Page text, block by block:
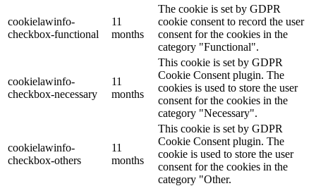
cookielawinfo-
checkbox-functional
11
months
The cookie is set by GDPR
cookie consent to record the user
consent for the cookies in the
category "Functional".
cookielawinfo-
checkbox-necessary
11
months
This cookie is set by GDPR
Cookie Consent plugin. The
cookies is used to store the user
consent for the cookies in the
category "Necessary".
cookielawinfo-
checkbox-others
11
months
This cookie is set by GDPR
Cookie Consent plugin. The
cookie is used to store the user
consent for the cookies in the
category "Other.